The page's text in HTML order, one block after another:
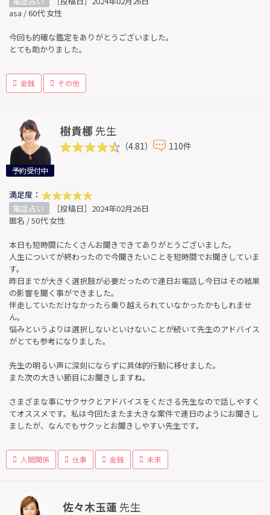
asa / 60代 女性
今回も的確な鑑定をありがとうございました。
とても助かりました。
金銭 その他
予約受付中
樹貴梛 先生
（4.81） 110件
満足度：
電話占い
［投稿日］2024年02月26日
匿名 / 50代 女性
本日も短時間にたくさんお聞きできてありがとうございました。
人生についてが終わったので今聞きたいことを短時間でお聞きしていま
す。
昨日までが大きく選択肢が必要だったので連日お電話し今日はその結果
の影響を聞く事ができました。
伴走していただけなかったら乗り越えられていなかったかもしれませ
ん。
悩みというよりは選択しないといけないことが続いて先生のアドバイス
がとても参考になりました。
先生の明るい声に深刻にならずに具体的行動に移せました。
また次の大きい節目にお聞きしますね。
さまざまな事にサクサクとアドバイスをくださる先生なので話しやすく
てオススメです。私は今回たまたま大きな案件で連日のようにお聞きし
ましたが、なんでもサクッとお聞きしやすい先生です。
人間関係 仕事 金銭 未来
佐々木玉蓮 先生